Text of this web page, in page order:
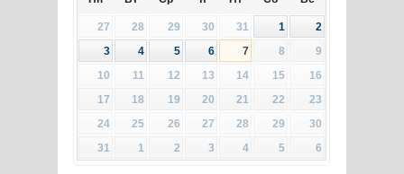
27 28 29 30 31 1
2
3
4 5 6 7 8
9
10
11 12 13 14 15
16
17
18 19 20 21 22
23
24
25 26 27 28 29
30
31
1 2 3 4 5 6